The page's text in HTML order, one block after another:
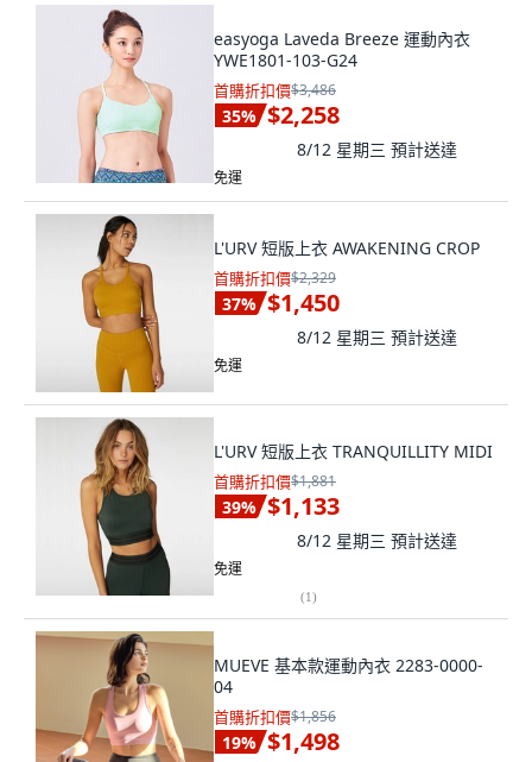
easyoga Laveda Breeze 運動內衣
YWE1801-103-G24
首購折扣價$3,486
35% $2,258
8/12 星期三 預計送達
免運
L'URV 短版上衣 AWAKENING CROP
首購折扣價$2,329
37% $1,450
8/12 星期三 預計送達
免運
L'URV 短版上衣 TRANQUILLITY MIDI
首購折扣價$1,881
39% $1,133
8/12 星期三 預計送達
免運
(1)
MUEVE 基本款運動內衣 2283-0000-
04
首購折扣價$1,856
19% $1,498